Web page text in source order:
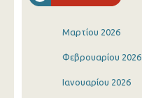
Μαρτίου 2026
Φεβρουαρίου 2026
Ιανουαρίου 2026